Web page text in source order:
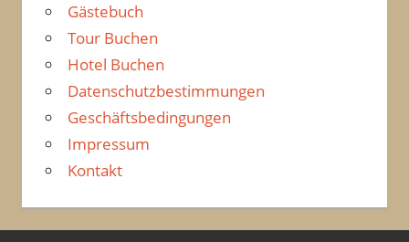
Gästebuch
Tour Buchen
Hotel Buchen
Datenschutzbestimmungen
Geschäftsbedingungen
Impressum
Kontakt